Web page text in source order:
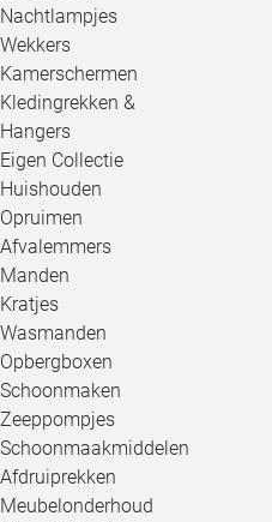
Nachtlampjes
Wekkers
Kamerschermen
Kledingrekken &
Hangers
Eigen Collectie
Huishouden
Opruimen
Afvalemmers
Manden
Kratjes
Wasmanden
Opbergboxen
Schoonmaken
Zeeppompjes
Schoonmaakmiddelen
Afdruiprekken
Meubelonderhoud